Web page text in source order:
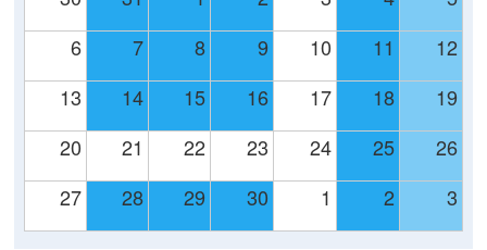
6
7 8 9 10 11
12
13
14 15 16 17 18
19
20
21 22 23 24 25
26
27
28 29 30 1 2 3